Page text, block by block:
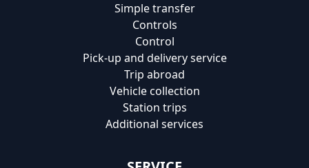
Simple transfer
Controls
Control
Pick-up and delivery service
Trip abroad
Vehicle collection
Station trips
Additional services